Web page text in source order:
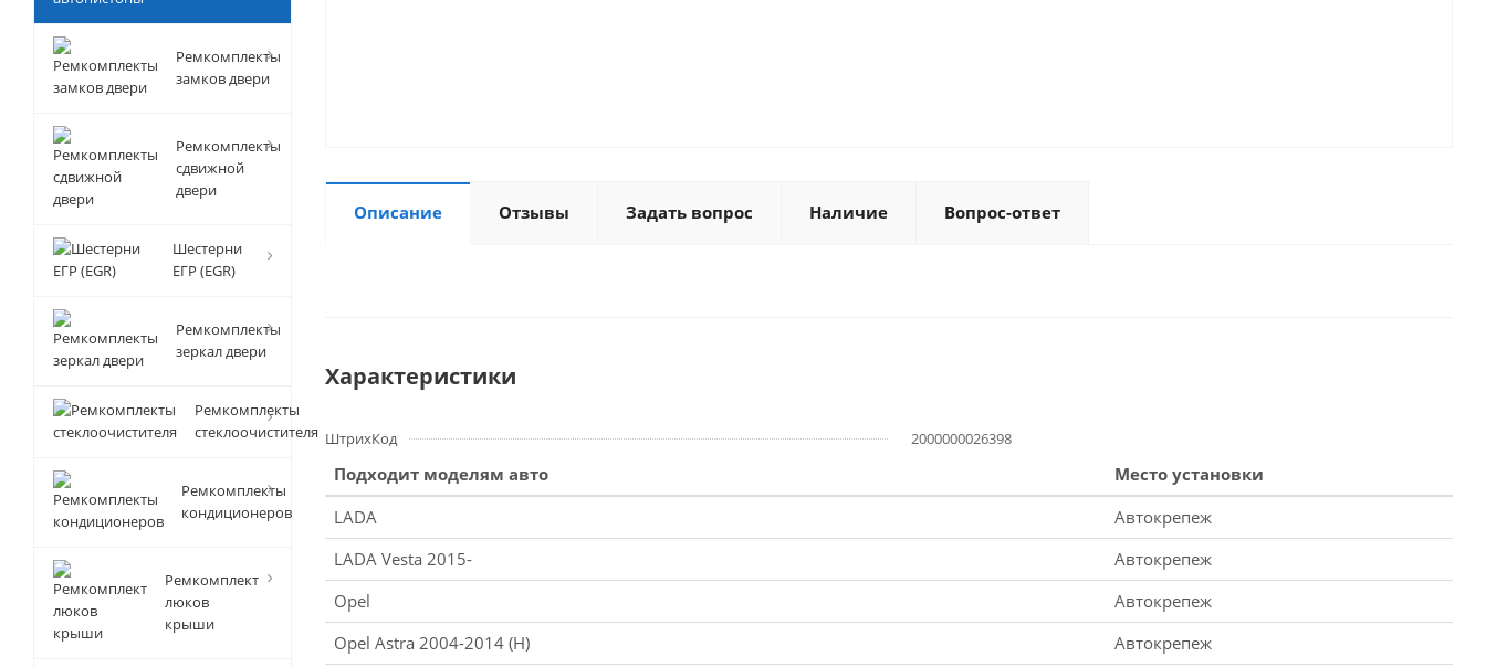
Ремкомплекты
замков двери
Ремкомплекты
сдвижной
двери
Шестерни
ЕГР (EGR)
Ремкомплекты
зеркал двери
Ремкомплекты
стеклоочистителя
Ремкомплекты
кондиционеров
Ремкомплект
люков
крыши
Описание Отзывы Задать вопрос Наличие Вопрос-ответ
Характеристики
ШтрихКод 2000000026398
Подходит моделям авто
Место установки
LADA
Автокрепеж
LADA Vesta 2015-
Автокрепеж
Opel
Автокрепеж
Opel Astra 2004-2014 (H)
Автокрепеж